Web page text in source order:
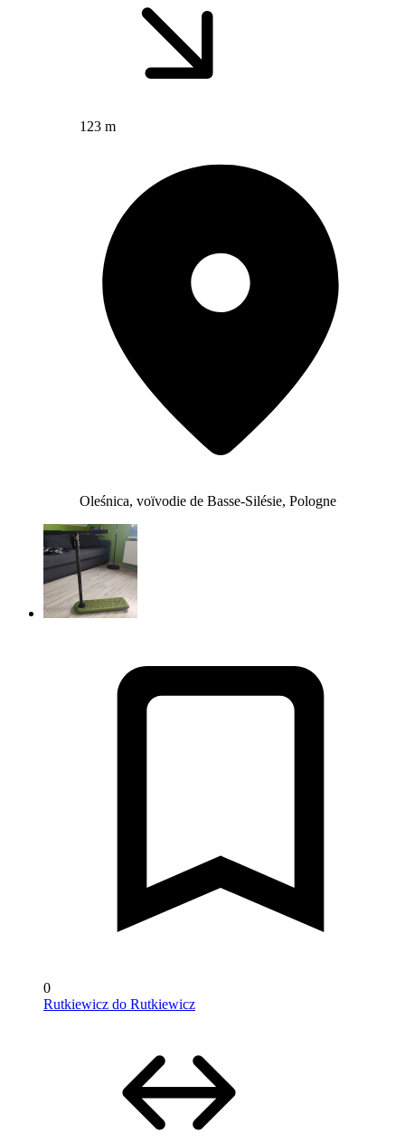
123 m
Oleśnica, voïvodie de Basse-Silésie, Pologne
0
Rutkiewicz do Rutkiewicz